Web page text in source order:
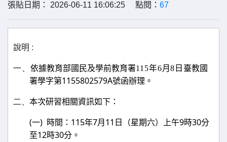
張貼日期： 2026-06-11 16:06:25 點閱： 67
說明 :
一、 依據教育部國民及學前教育署115年6月8 日 臺教國
署學字第1155802579A號函辦理。
二、
本次研習相關資訊如下：
(一) 時間： 115年7月 11 日（星期六）上午9時30分
至12時30分。